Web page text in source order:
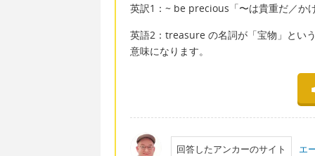
英訳1：~ be precious「〜は貴重だ／か
英語2：treasure の名詞が「宝物」とい
意味になります。
回答したアンカーのサイト エ